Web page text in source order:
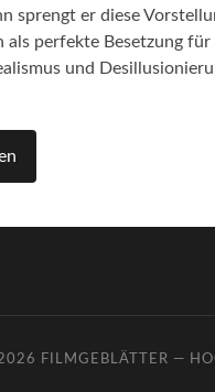
sprengt er diese
als perfekte Besetzung für
und
FILMGEBLÄTTER —